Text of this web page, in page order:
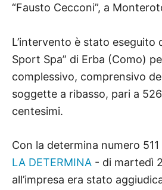
“Fausto Cecconi”, a
L’intervento è stato eseguito
Sport Spa” di Erba (Como)
complessivo, comprensivo
soggette a ribasso, pari a
centesimi.
Con la determina numero 511
LA DETERMINA - di martedì
all’impresa era stato